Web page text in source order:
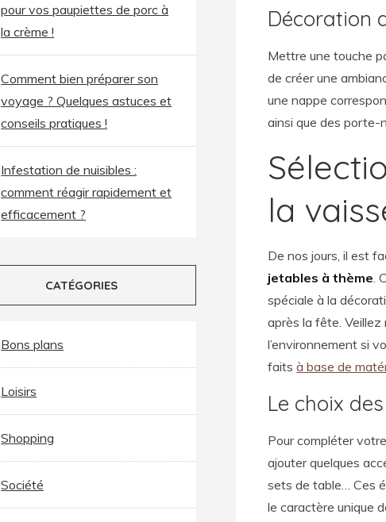
Décoration
Mettre une touche
de créer une
une nappe
ainsi que des porte-
la
De nos jours, il est
jetables à thème.
spéciale à la
après la fête.
l’environnement si
faitsà base de
Le choix
Pour compléter
ajouter quelques
sets de table… Ces
le caractère unique
pour vos paupiettes de porc à
la crème !
Comment bien préparer son
voyage ? Quelques astuces et
conseils pratiques !
Infestation de nuisibles :
comment réagir rapidement et
efficacement ?
CATÉGORIES
Bons plans
Loisirs
Shopping
Société